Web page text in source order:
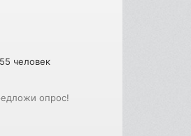
человек
опрос!